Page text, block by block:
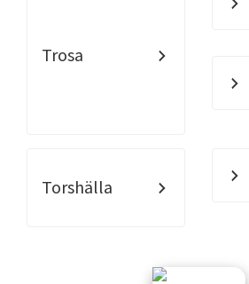
Trosa
Torshälla